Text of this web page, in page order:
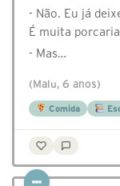
- Não. Eu já
É muita
- Mas…
(Malu, 6 anos)
Comida